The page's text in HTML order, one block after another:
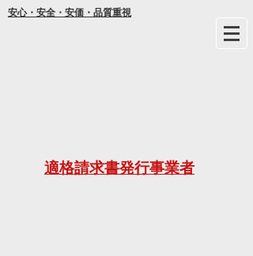
安心・安全・安価・品質重視
年間
適格請求書発行事業者